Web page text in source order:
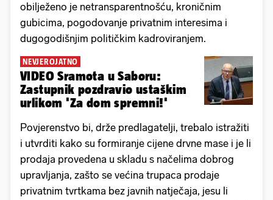
obilježeno je netransparentnošću, kroničnim
gubicima, pogodovanje privatnim interesima i
dugogodišnjim političkim kadroviranjem.
NEVJEROJATNO
VIDEO Sramota u Saboru:
Zastupnik pozdravio ustaškim
urlikom 'Za dom spremni!'
Povjerenstvo bi, drže predlagatelji, trebalo istražiti
i utvrditi kako su formiranje cijene drvne mase i je li
prodaja provedena u skladu s načelima dobrog
upravljanja, zašto se većina trupaca prodaje
privatnim tvrtkama bez javnih natječaja, jesu li